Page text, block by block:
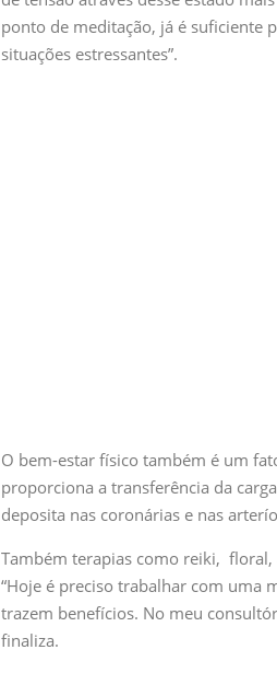
ponto de meditação, já é suficiente
situações estressantes”.
O bem-estar físico também é um
proporciona a transferência da
deposita nas coronárias e nas
Também terapias como reiki, floral,
“Hoje é preciso trabalhar com uma
trazem benefícios. No meu
finaliza.